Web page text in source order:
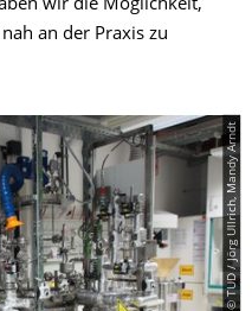
wir die Möglichkeit,
an der Praxis zu
© TUD / Jörg Ullrich, Mandy Arndt